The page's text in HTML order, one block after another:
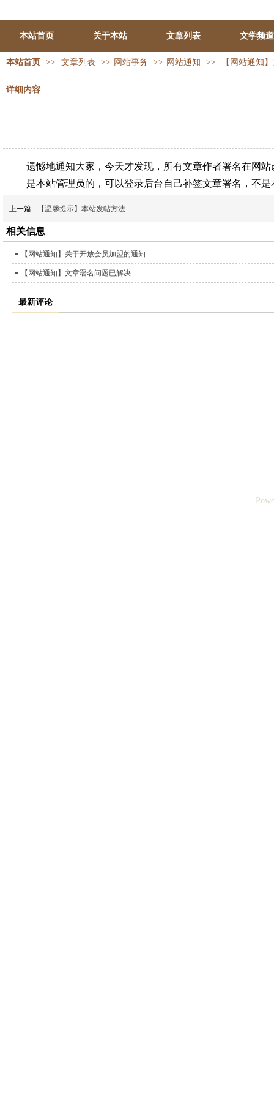
本站首页 关于本站 文章列表 文学频道
本站首页 >> 文章列表 >> 网站事务 >> 网站通知 >> 【网站通知
详细内容
遗憾地通知大家，今天才发现，所有文章作者署名在网站
是本站管理员的，可以登录后台自己补签文章署名，不是
上一篇 【温馨提示】本站发帖方法
相关信息
【网站通知】关于开放会员加盟的通知
【网站通知】文章署名问题已解决
最新评论